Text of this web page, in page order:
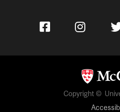
Copyright ©